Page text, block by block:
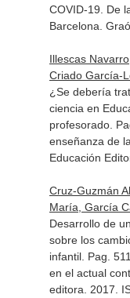
COVID-19. De
Barcelona.
Illescas
Criado García-
¿Se debería
ciencia en
profesorado.
enseñanza de
Educación
Cruz-Guzmán
María, García
Desarrollo de
sobre los
infantil. Pag.
en el actual
editora. 2017.